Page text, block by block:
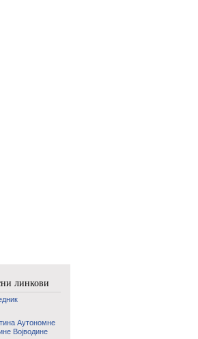
линкови
Аутономне
Војводине